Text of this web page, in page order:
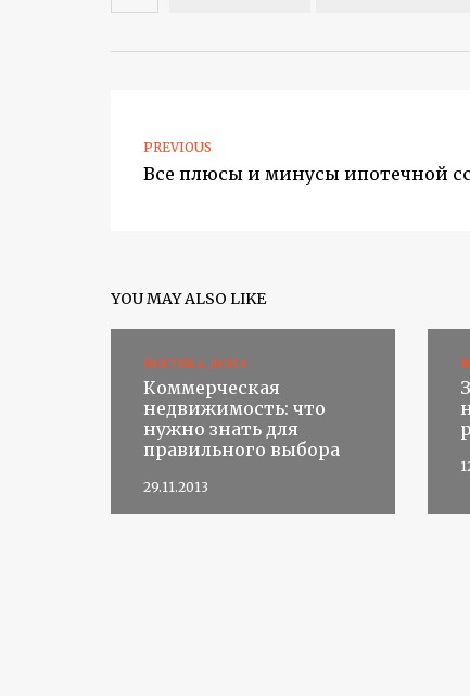
PREVIOUS
Все плюсы и минусы ипотечной
YOU MAY ALSO LIKE
ПОКУПКА ДОМА
Коммерческая
недвижимость: что
нужно знать для
правильного выбора
29.11.2013